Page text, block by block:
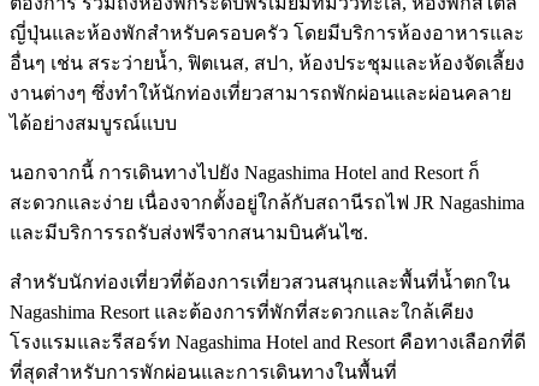
ญี่ปุ่นและห้องพักสำหรับครอบครัว โดยมีบริการห้องอาหารและ
อื่นๆ เช่น สระว่ายน้ำ, ฟิตเนส, สปา, ห้องประชุมและห้องจัดเลี้ยง
งานต่างๆ ซึ่งทำให้นักท่องเที่ยวสามารถพักผ่อนและผ่อนคลาย
ได้อย่างสมบูรณ์แบบ
นอกจากนี้ การเดินทางไปยัง Nagashima Hotel and Resort ก็
สะดวกและง่าย เนื่องจากตั้งอยู่ใกล้กับสถานีรถไฟ JR Nagashima
และมีบริการรถรับส่งฟรีจากสนามบินคันไซ.
สำหรับนักท่องเที่ยวที่ต้องการเที่ยวสวนสนุกและพื้นที่น้ำตกใน
Nagashima Resort และต้องการที่พักที่สะดวกและใกล้เคียง
โรงแรมและรีสอร์ท Nagashima Hotel and Resort คือทางเลือกที่ดี
ที่สุดสำหรับการพักผ่อนและการเดินทางในพื้นที่